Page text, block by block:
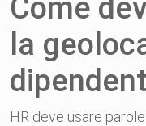
Come
la
HR deve usare